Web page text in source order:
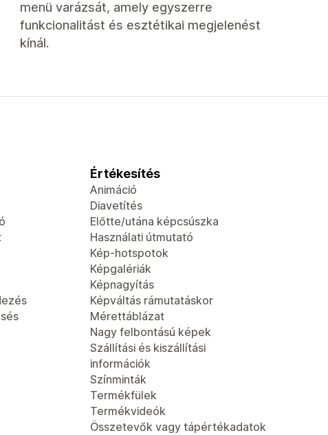
menü varázsát, amely egyszerre
funkcionalitást és esztétikai megjelenést
kínál.
Értékesítés
Animáció
Diavetítés
Előtte/utána képcsúszka
Használati útmutató
Kép-hotspotok
Képgalériák
Képnagyítás
Képváltás rámutatáskor
Mérettáblázat
Nagy felbontású képek
Szállítási és kiszállítási
információk
Színminták
Termékfülek
Termékvideók
Összetevők vagy tápértékadatok